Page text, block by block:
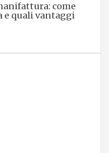
come
e quali vantaggi